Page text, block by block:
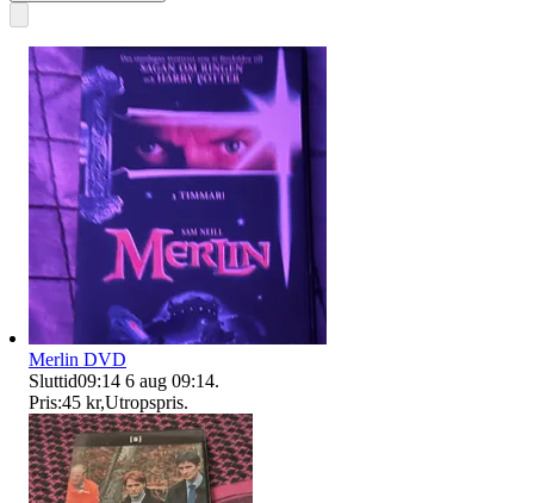
Merlin DVD
Sluttid09:14 6 aug 09:14.
Pris:45 kr,Utropspris.